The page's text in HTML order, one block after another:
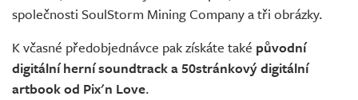
společnosti SoulStorm Mining Company a tři obrázky.
K včasné předobjednávce pak získáte také původní
digitální herní soundtrack a 50stránkový digitální
artbook od Pix'n Love.